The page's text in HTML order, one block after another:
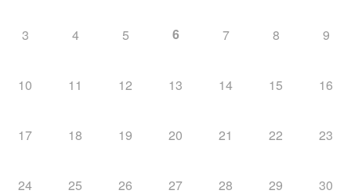
3 4 5 6 7 8 9
10 11 12 13 14 15 16
17 18 19 20 21 22 23
24 25 26 27 28 29 30